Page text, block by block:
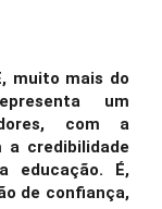
muito mais do
um
com a
a credibilidade
educação. É,
de confiança,